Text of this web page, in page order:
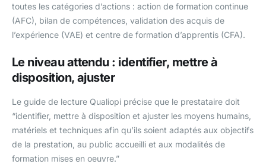
toutes les catégories d’actions : action de formation continue
(AFC), bilan de compétences, validation des acquis de
l’expérience (VAE) et centre de formation d’apprentis (CFA).
Le niveau attendu : identifier, mettre à
disposition, ajuster
Le guide de lecture Qualiopi précise que le prestataire doit
“identifier, mettre à disposition et ajuster les moyens humains,
matériels et techniques afin qu’ils soient adaptés aux objectifs
de la prestation, au public accueilli et aux modalités de
formation mises en oeuvre.”